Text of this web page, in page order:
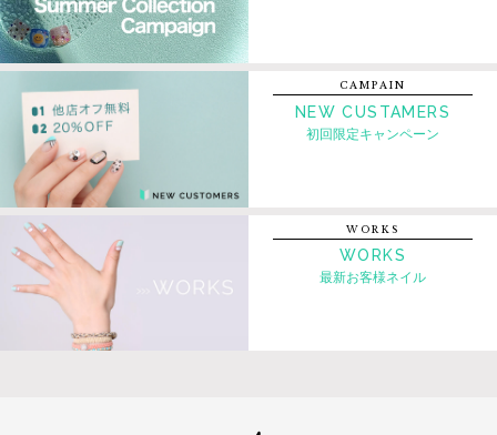
CAMPAIN
NEW CUSTAMERS
初回限定キャンペーン
WORKS
WORKS
最新お客様ネイル